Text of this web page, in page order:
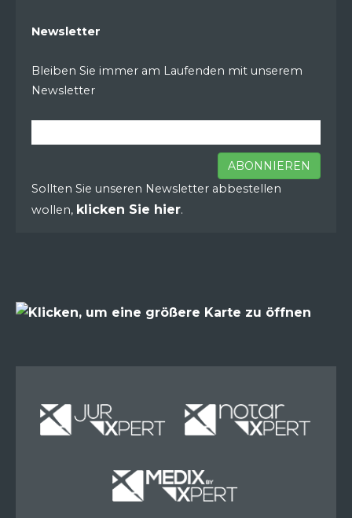
Newsletter
Bleiben Sie immer am Laufenden mit unserem
Newsletter
ABONNIEREN
Sollten Sie unseren Newsletter abbestellen
wollen, klicken Sie hier.
Miete Miete
Miete